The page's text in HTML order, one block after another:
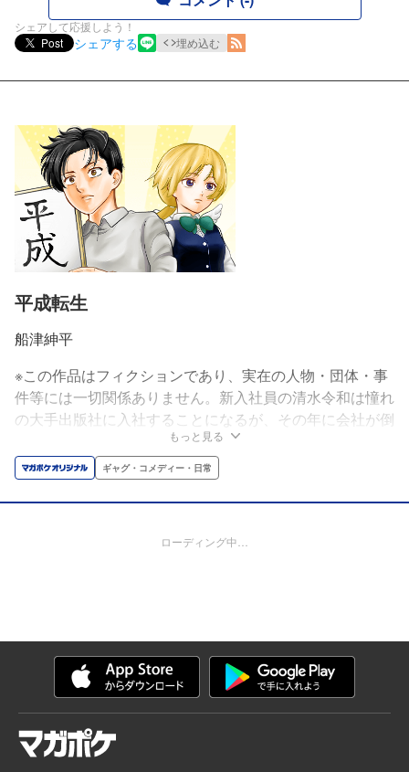
シェアして応援しよう！
Post
シェアする 埋め込む
平成転生
船津紳平
※この作品はフィクションであり、実在の人物・団体・事
件等には一切関係ありません。新入社員の清水令和は憧れ
の大手出版社に入社することになるが、その年に会社が倒
産してしまう。ショックで立ち尽くす令和に、突っ込んで
くるトラックが…!! 残念！令和の人生はここで終わってし
まった！…と思うのもつかの間、異世界転生の女神・イセ
が現れ、死んでしまった令和を転生させてくれるという。
く、喧騒とハラスメントの平成時代で…!?
もっと見る
ギャグ・コメディー・日常
ローディング中…